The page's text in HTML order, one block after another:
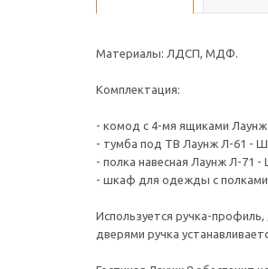
Материалы: ЛДСП, МДФ.
Комплектация:
- комод с 4-мя ящиками
- тумба под ТВ Лаунж Л-61 -
- полка навесная Лаунж Л-71 -
- шкаф для одежды с полками
Используется ручка-
дверями ручка